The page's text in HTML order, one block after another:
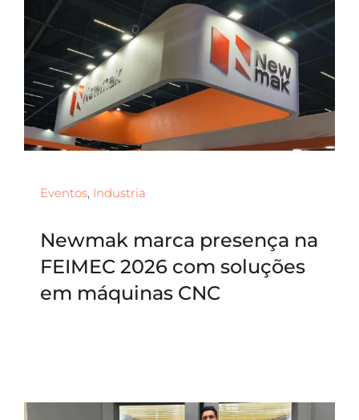
Eventos, Industria
Newmak marca presença na
FEIMEC 2026 com soluções
em máquinas CNC